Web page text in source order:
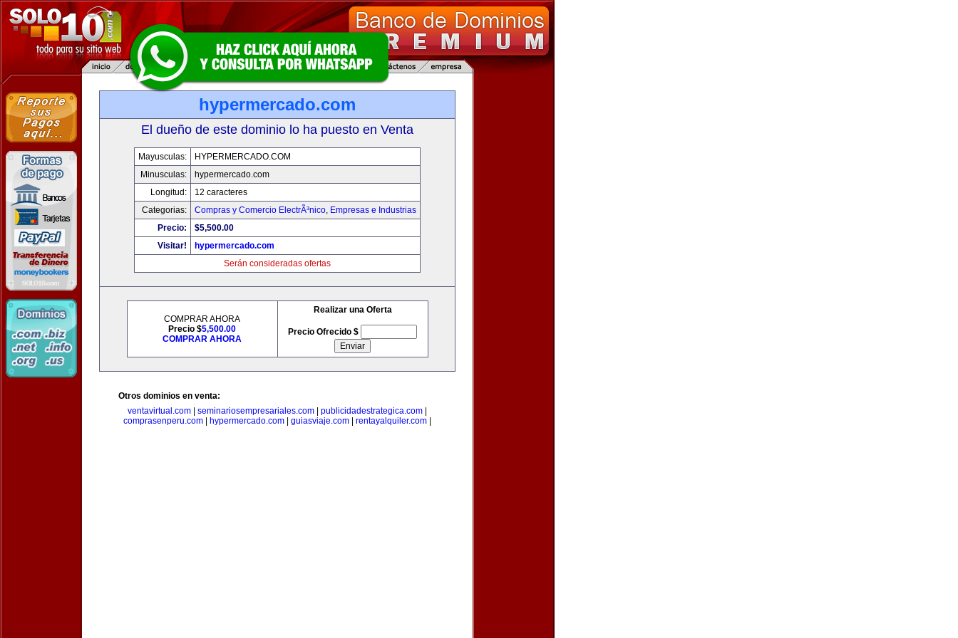
hypermercado.com
El dueño de este dominio lo ha puesto en Venta
Mayusculas:
HYPERMERCADO.COM
Minusculas:
hypermercado.com
Longitud:
12 caracteres
Categorias:
Compras y Comercio ElectrÃ³nico, Empresas e Industrias
Precio:
$5,500.00
Visitar!
hypermercado.com
Serán consideradas ofertas
COMPRAR AHORA
Precio $5,500.00
COMPRAR AHORA
Realizar una Oferta
Precio Ofrecido $
Otros dominios en venta:
ventavirtual.com
seminariosempresariales.com publicidadestrategica.com
comprasenperu.com
hypermercado.com guiasviaje.com rentayalquiler.com